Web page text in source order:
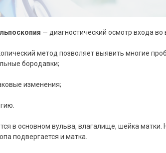
— диагностический осмотр входа
метод позволяет выявить многие
бородавки;
изменения;
в основном вульва, влагалище, шейка
подвергается и матка.